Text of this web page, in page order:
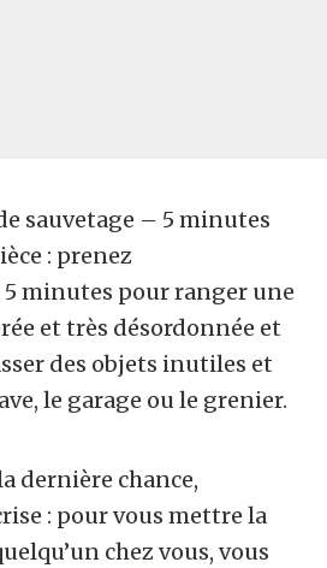
sauvetage – 5 minutes
: prenez
minutes pour ranger une
et très désordonnée et
des objets inutiles et
le garage ou le grenier.
dernière chance,
: pour vous mettre la
chez vous, vous